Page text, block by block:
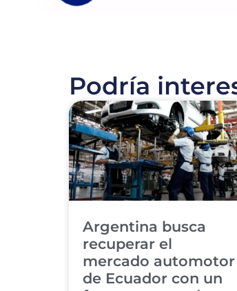
Podría
Argentina busca
recuperar el
mercado automotor
de Ecuador con un